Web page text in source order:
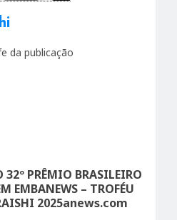
da publicação
32º PRÊMIO BRASILEIRO
EMBANEWS – TROFÉU
2025anews.com